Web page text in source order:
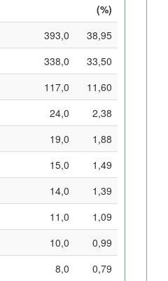
(%)
393,0
38,95
338,0
33,50
117,0
11,60
24,0
2,38
19,0
1,88
15,0
1,49
14,0
1,39
11,0
1,09
10,0
0,99
8,0
0,79